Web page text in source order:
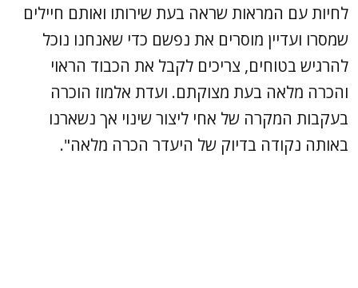
לחיות עם המראות שראה בעת שירותו ואותם חיילים
שמסרו ועדיין מוסרים את נפשם כדי שאנחנו נוכל
להרגיש בטוחים, צריכים לקבל את הכבוד הראוי
והכרה מלאה בעת מצוקתם. ועדת אלמוז הוכרה
בעקבות המקרה של אחי ליצור שינוי אך נשארנו
באותה נקודה בדיוק של היעדר הכרה מלאה".